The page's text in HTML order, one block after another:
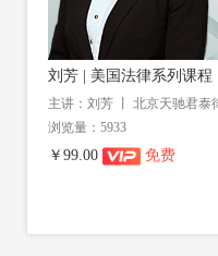
刘芳 | 美国法律系列课程
主讲：刘芳 丨 北京天驰君泰
浏览量：5933
￥99.00 免费